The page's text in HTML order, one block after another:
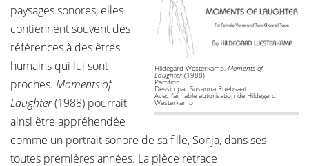
Hildegard Westerkamp, Moments of
Laughter (1988)
Partition
Dessin par Susanna Ruebsaat
Avec l’aimable autorisation de Hildegard
Westerkamp
paysages sonores, elles
contiennent souvent des
références à des êtres
humains qui lui sont
proches. Moments of
Laughter(1988) pourrait
ainsi être appréhendée
comme un portrait sonore de sa fille, Sonja, dans ses
toutes premières années. La pièce retrace